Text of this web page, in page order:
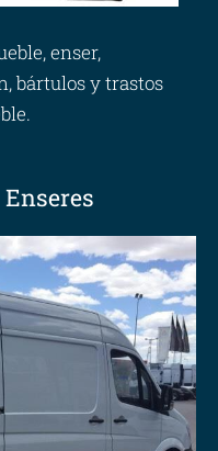
enser,
bártulos y trastos